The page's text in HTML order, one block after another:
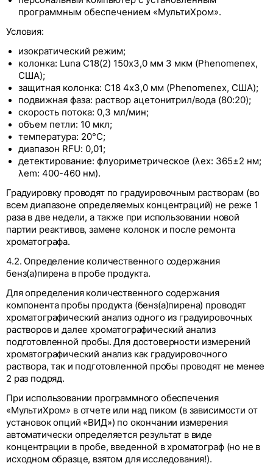
программным обеспечением «МультиХром».
Условия:
изократический режим;
колонка: Luna С18(2) 150х3,0 мм 3 мкм (Phenomenex,
США);
защитная колонка: С18 4x3,0 мм (Phenomenex, США);
подвижная фаза: раствор ацетонитрил/вода (80:20);
скорость потока: 0,3 мл/мин;
объем петли: 10 мкл;
температура: 20°С;
диапазон RFU: 0,01;
детектирование: флуориметрическое (λex: 365±2 нм;
λem: 400-460 нм).
Градуировку проводят по градуировочным растворам (во
всем диапазоне определяемых концентраций) не реже 1
раза в две недели, а также при использовании новой
партии реактивов, замене колонок и после ремонта
хроматографа.
4.2. Определение количественного содержания
бенз(а)пирена в пробе продукта.
Для определения количественного содержания
компонента пробы продукта (бенз(а)пирена) проводят
хроматографический анализ одного из градуировочных
растворов и далее хроматографический анализ
подготовленной пробы. Для достоверности измерений
хроматографический анализ как градуировочного
раствора, так и подготовленной пробы проводят не менее
2 раз подряд.
При использовании программного обеспечения
«МультиХром» в отчете или над пиком (в зависимости от
установок опций «ВИД») по окончании измерения
автоматически определяется результат в виде
концентрации в пробе, введенной в хроматограф (но не в
исходном образце, взятом для исследования!).